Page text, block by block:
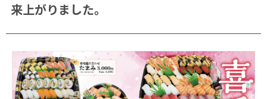
来上がりました。